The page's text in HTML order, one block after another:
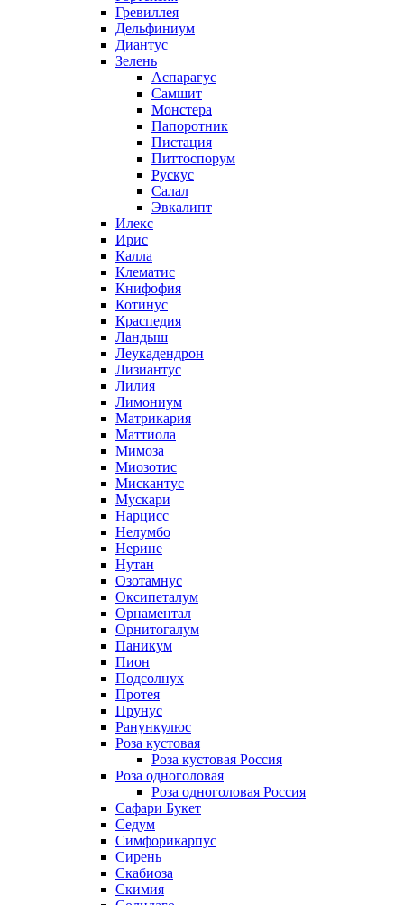
Гревиллея
Дельфиниум
Диантус
Зелень
Аспарагус
Самшит
Монстера
Папоротник
Пистация
Питтоспорум
Рускус
Салал
Эвкалипт
Илекс
Ирис
Калла
Клематис
Книфофия
Котинус
Краспедия
Ландыш
Леукадендрон
Лизиантус
Лилия
Лимониум
Матрикария
Маттиола
Мимоза
Миозотис
Мискантус
Мускари
Нарцисс
Нелумбо
Нерине
Нутан
Озотамнус
Оксипеталум
Орнаментал
Орнитогалум
Паникум
Пион
Подсолнух
Протея
Прунус
Ранункулюс
Роза кустовая
Роза кустовая Россия
Роза одноголовая
Роза одноголовая Россия
Сафари Букет
Седум
Симфорикарпус
Сирень
Скабиоза
Скимия